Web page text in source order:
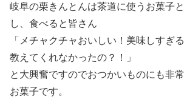
岐阜の栗きんとんは茶道に使うお菓子
し、食べると皆さん
「メチャクチャおいしい！美味しすぎ
教えてくれなかったの？！」
と大興奮ですのでおつかいものにも非
お菓子です。